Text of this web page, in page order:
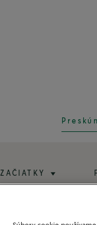
ZAČIATKY